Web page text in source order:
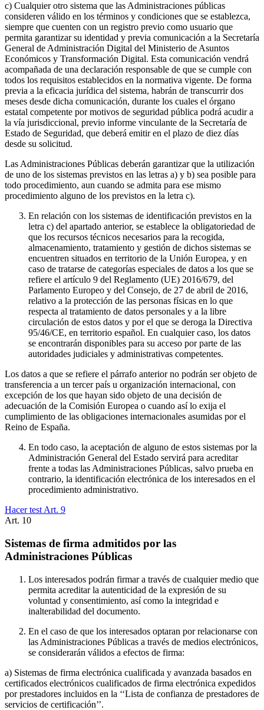
c) Cualquier otro sistema que las Administraciones públicas
consideren válido en los términos y condiciones que se establezca,
siempre que cuenten con un registro previo como usuario que
permita garantizar su identidad y previa comunicación a la Secretaría
General de Administración Digital del Ministerio de Asuntos
Económicos y Transformación Digital. Esta comunicación vendrá
acompañada de una declaración responsable de que se cumple con
todos los requisitos establecidos en la normativa vigente. De forma
previa a la eficacia jurídica del sistema, habrán de transcurrir dos
meses desde dicha comunicación, durante los cuales el órgano
estatal competente por motivos de seguridad pública podrá acudir a
la vía jurisdiccional, previo informe vinculante de la Secretaría de
Estado de Seguridad, que deberá emitir en el plazo de diez días
desde su solicitud.
Las Administraciones Públicas deberán garantizar que la utilización
de uno de los sistemas previstos en las letras a) y b) sea posible para
todo procedimiento, aun cuando se admita para ese mismo
procedimiento alguno de los previstos en la letra c).
En relación con los sistemas de identificación previstos en la
letra c) del apartado anterior, se establece la obligatoriedad de
que los recursos técnicos necesarios para la recogida,
almacenamiento, tratamiento y gestión de dichos sistemas se
encuentren situados en territorio de la Unión Europea, y en
caso de tratarse de categorías especiales de datos a los que se
refiere el artículo 9 del Reglamento (UE) 2016/679, del
Parlamento Europeo y del Consejo, de 27 de abril de 2016,
relativo a la protección de las personas físicas en lo que
respecta al tratamiento de datos personales y a la libre
circulación de estos datos y por el que se deroga la Directiva
95/46/CE, en territorio español. En cualquier caso, los datos
se encontrarán disponibles para su acceso por parte de las
autoridades judiciales y administrativas competentes.
Los datos a que se refiere el párrafo anterior no podrán ser objeto de
transferencia a un tercer país u organización internacional, con
excepción de los que hayan sido objeto de una decisión de
adecuación de la Comisión Europea o cuando así lo exija el
cumplimiento de las obligaciones internacionales asumidas por el
Reino de España.
En todo caso, la aceptación de alguno de estos sistemas por la
Administración General del Estado servirá para acreditar
frente a todas las Administraciones Públicas, salvo prueba en
contrario, la identificación electrónica de los interesados en el
procedimiento administrativo.
Hacer test Art. 9
Art. 10
Sistemas de firma admitidos por las
Administraciones Públicas
Los interesados podrán firmar a través de cualquier medio que
permita acreditar la autenticidad de la expresión de su
voluntad y consentimiento, así como la integridad e
inalterabilidad del documento.
En el caso de que los interesados optaran por relacionarse con
las Administraciones Públicas a través de medios electrónicos,
se considerarán válidos a efectos de firma:
a) Sistemas de firma electrónica cualificada y avanzada basados en
certificados electrónicos cualificados de firma electrónica expedidos
por prestadores incluidos en la ‘‘Lista de confianza de prestadores de
servicios de certificación’’.